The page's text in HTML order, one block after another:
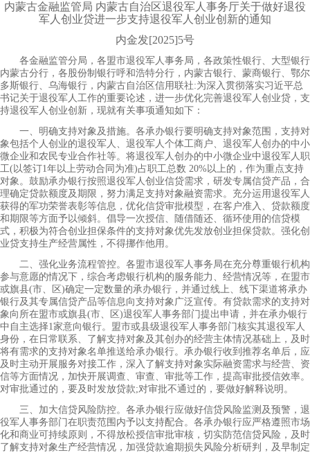
内蒙古金融监管局 内蒙古自治区退役军人事务厅关于做好退役
军人创业贷进一步支持退役军人创业创新的通知
内金发[2025]5号
各金融监管分局，各盟市退役军人事务局，各政策性银行、大型银行
内蒙古分行，各股份制银行呼和浩特分行，内蒙古银行、蒙商银行、鄂尔
多斯银行、乌海银行，内蒙古自治区信用联社:为深入贯彻落实习近平总
书记关于退役军人工作的重要论述，进一步优化完善退役军人创业贷，支
持退役军人创业创新，现就有关事项通知如下：
一、明确支持对象及措施。各承办银行要明确支持对象范围，支持对
象包括个人创业的退役军人、退役军人个体工商户、退役军人创办的中小
微企业和农民专业合作社等。将退役军人创办的中小微企业中退役军人职
工(以签订1年以上劳动合同为准)占职工总数 20%以上的，作为重点支持
对象。鼓励承办银行按照退役军人创业信贷需求，研发专属信贷产品，合
理确定贷款额度及期限，努力满足支持对象融资需求。充分运用退役军人
获得的军功荣誉表彰等信息，优化信贷审批模型，在客户准入、贷款额度
和期限等方面予以倾斜。倡导一次授信、随借随还、循环使用的信贷模
式，积极为符合创业担保条件的支持对象优先发放创业担保贷款。强化创
业贷支持生产经营属性，不得挪作他用。
二、强化业务流程管控。各盟市退役军人事务局在充分尊重银行机构
参与意愿的情况下，综合考虑银行机构的服务能力、经营情况等，在盟市
或旗县(市、区)确定一定数量的承办银行，并通过线上、线下渠道将承办
银行及其专属信贷产品等信息向支持对象广泛宣传。有贷款需求的支持对
象向所在盟市或旗县(市、区)退役军人事务部门提出申请，并在承办银行
中自主选择1家意向银行。盟市或县级退役军人事务部门核实其退役军人
身份，在日常联系、了解支持对象及其创办的经营主体情况基础上，及时
将有需求的支持对象名单推送给承办银行。承办银行收到推荐名单后，应
及时主动开展服务对接工作，深入了解支持对象实际融资需求与经营、资
信等方面情况，加快开展调查、审查、审批等工作，提高审批授信效率。
对审批通过的，要及时发放贷款;对审批不通过的，要做好解释说明。
三、加大信贷风险防控。各承办银行应做好信贷风险监测及预警，退
役军人事务部门在职责范围内予以支持配合。各承办银行应严格遵照市场
化和商业可持续原则，不得放松授信审批审核，切实防范信贷风险，及时
了解支持对象生产经营情况，加强贷款逾期损失风险分析研判，及早制定